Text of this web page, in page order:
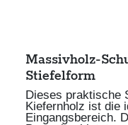
Massivholz-
Stiefelform
Dieses praktische
Kiefernholz ist die
Eingangsbereich.